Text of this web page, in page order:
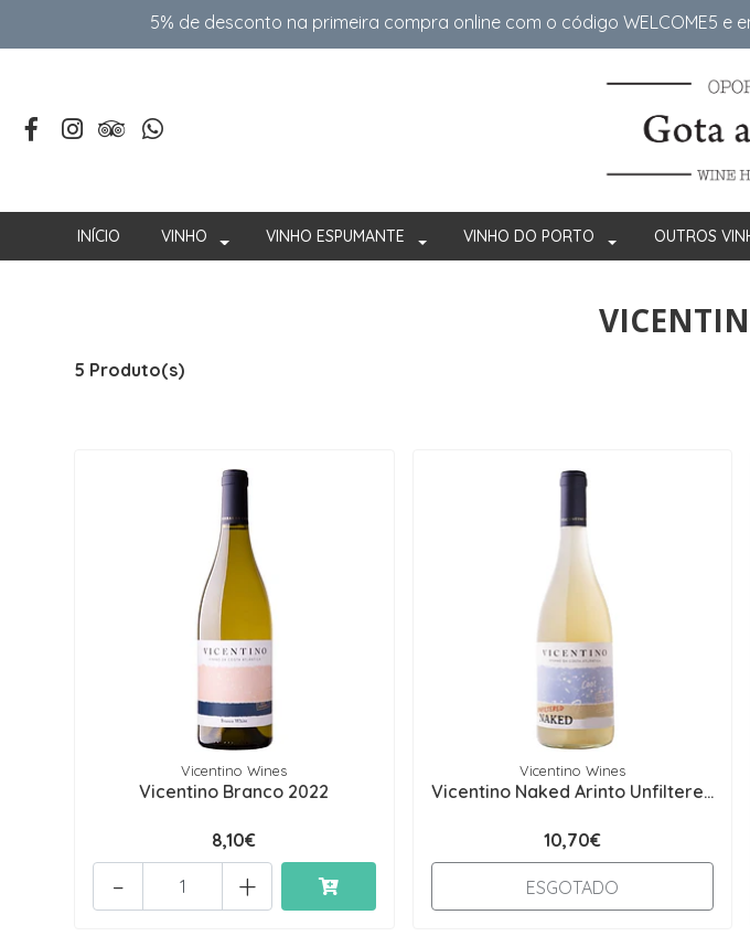
5% de desconto na primeira compra online com o código WELCOME5
INÍCIO VINHO VINHO ESPUMANTE VINHO DO PORTO OUTROS
5 Produto(s)
Vicentino Wines
Vicentino Branco 2022
8,10€
+
-
Vicentino Wines
Vicentino Naked Arinto Unfiltere...
10,70€
ESGOTADO